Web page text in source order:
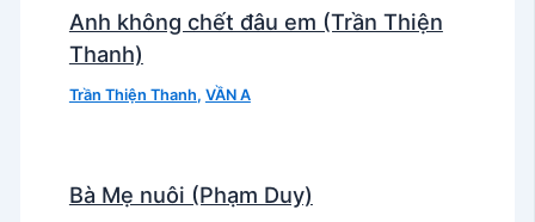
Anh không chết đâu em (Trần Thiện
Thanh)
Trần Thiện Thanh, VẦN A
Bà Mẹ nuôi (Phạm Duy)